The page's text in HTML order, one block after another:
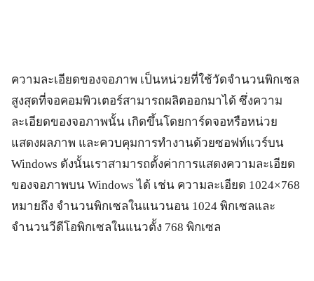
ความละเอียดของจอภาพ เป็นหน่วยที่ใช้วัดจำนวนพิกเซล
สูงสุดที่จอคอมพิวเตอร์สามารถผลิตออกมาได้ ซึ่งความ
ละเอียดของจอภาพนั้น เกิดขึ้นโดยการ์ดจอหรือหน่วย
แสดงผลภาพ และควบคุมการทำงานด้วยซอฟท์แวร์บน
Windows ดังนั้นเราสามารถตั้งค่าการแสดงความละเอียด
ของจอภาพบน Windows ได้ เช่น ความละเอียด 1024×768
หมายถึง จำนวนพิกเซลในแนวนอน 1024 พิกเซลและ
จำนวนวีดีโอพิกเซลในแนวตั้ง 768 พิกเซล